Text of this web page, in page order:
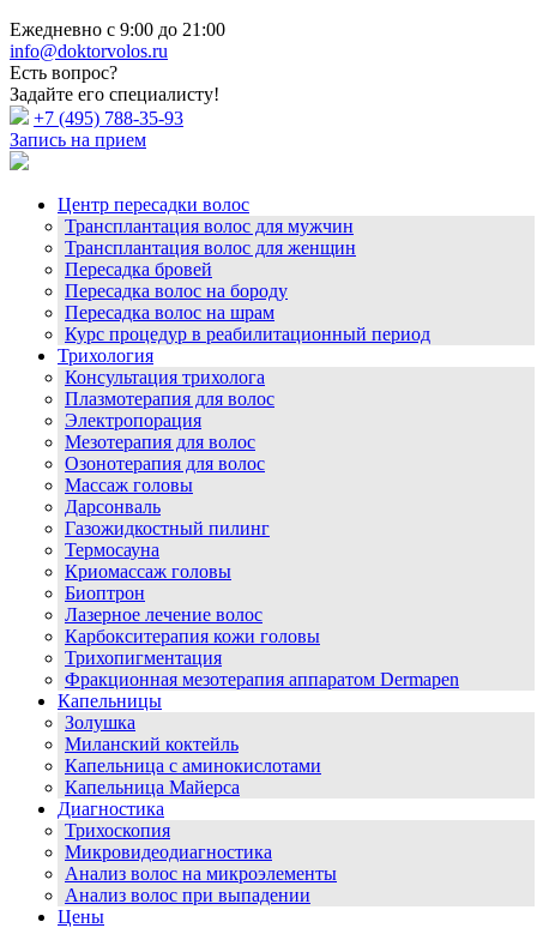
Ежедневно с 9:00 до 21:00
info@doktorvolos.ru
Есть вопрос?
Задайте его специалисту!
+7 (495) 788-35-93
Запись на прием
Центр пересадки волос
Трансплантация волос для мужчин
Трансплантация волос для женщин
Пересадка бровей
Пересадка волос на бороду
Пересадка волос на шрам
Курс процедур в реабилитационный период
Трихология
Консультация трихолога
Плазмотерапия для волос
Электропорация
Мезотерапия для волос
Озонотерапия для волос
Массаж головы
Дарсонваль
Газожидкостный пилинг
Термосауна
Криомассаж головы
Биоптрон
Лазерное лечение волос
Карбокситерапия кожи головы
Трихопигментация
Фракционная мезотерапия аппаратом Dermapen
Капельницы
Золушка
Миланский коктейль
Капельница с аминокислотами
Капельница Майерса
Диагностика
Трихоскопия
Микровидеодиагностика
Анализ волос на микроэлементы
Анализ волос при выпадении
Цены